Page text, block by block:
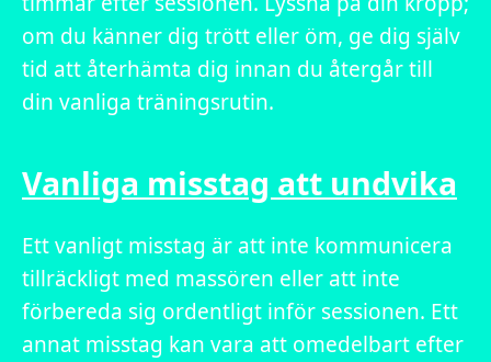
om du känner dig trött eller öm, ge dig själv
tid att återhämta dig innan du återgår till
din vanliga träningsrutin.
Vanliga misstag att undvika
Ett vanligt misstag är att inte kommunicera
tillräckligt med massören eller att inte
förbereda sig ordentligt inför sessionen. Ett
annat misstag kan vara att omedelbart efter